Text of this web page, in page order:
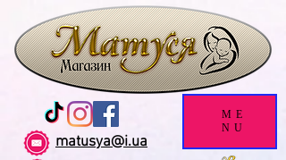
matusya@i.ua
ME
NU